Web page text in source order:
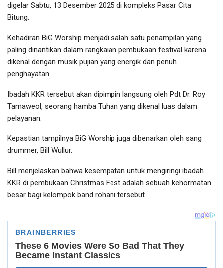
digelar Sabtu, 13 Desember 2025 di kompleks Pasar Cita
Bitung.
Kehadiran BiG Worship menjadi salah satu penampilan yang
paling dinantikan dalam rangkaian pembukaan festival karena
dikenal dengan musik pujian yang energik dan penuh
penghayatan.
Ibadah KKR tersebut akan dipimpin langsung oleh Pdt Dr. Roy
Tamaweol, seorang hamba Tuhan yang dikenal luas dalam
pelayanan.
Kepastian tampilnya BiG Worship juga dibenarkan oleh sang
drummer, Bill Wullur.
Bill menjelaskan bahwa kesempatan untuk mengiringi ibadah
KKR di pembukaan Christmas Fest adalah sebuah kehormatan
besar bagi kelompok band rohani tersebut.